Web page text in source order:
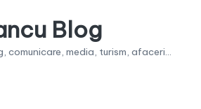
Blog
comunicare, media, turism, afaceri...